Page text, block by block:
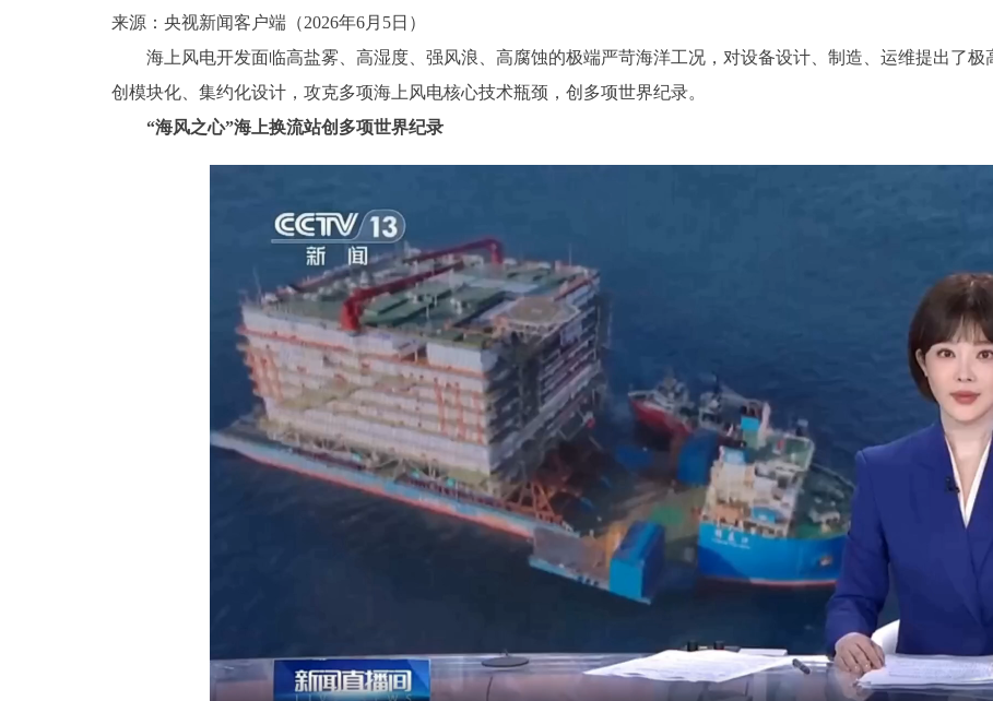
来源：央视新闻客户端（2026年6月5日）
海上风电开发面临高盐雾、高湿度、强风浪、高腐蚀的极端严苛海洋工况，对设备设计、制造、运维提出了
创模块化、集约化设计，攻克多项海上风电核心技术瓶颈，创多项世界纪录。
“海风之心”海上换流站创多项世界纪录